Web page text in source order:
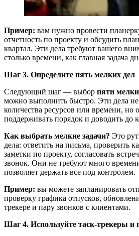
Пример: вам нужно провести
отчетность по проекту и обсудить
квартал. Эти дела требуют вашего
столько времени, как главная задача
Шаг 3. Определите пять мелких дел
Следующий шаг — выбор пяти
можно выполнить быстро. Эти дела
количества ресурсов или времени, но
поддерживать порядок и доводить до
Как выбрать мелкие задачи? Это
дела: ответить на письма, проверить
заметки по проекту, согласовать
звонок. Они не требуют много
позволяет держать все под контролем.
Пример: вы можете запланировать
проверку графика отпусков,
трекере и пару звонков с клиентами.
Шаг 4. Используйте таск-трекеры